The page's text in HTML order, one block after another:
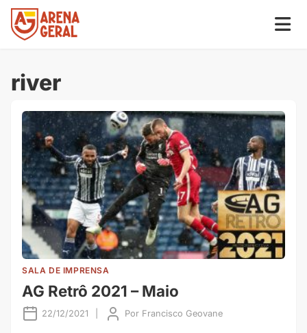
river
SALA DE IMPRENSA
AG Retrô 2021 – Maio
22/12/2021 Por Francisco Geovane